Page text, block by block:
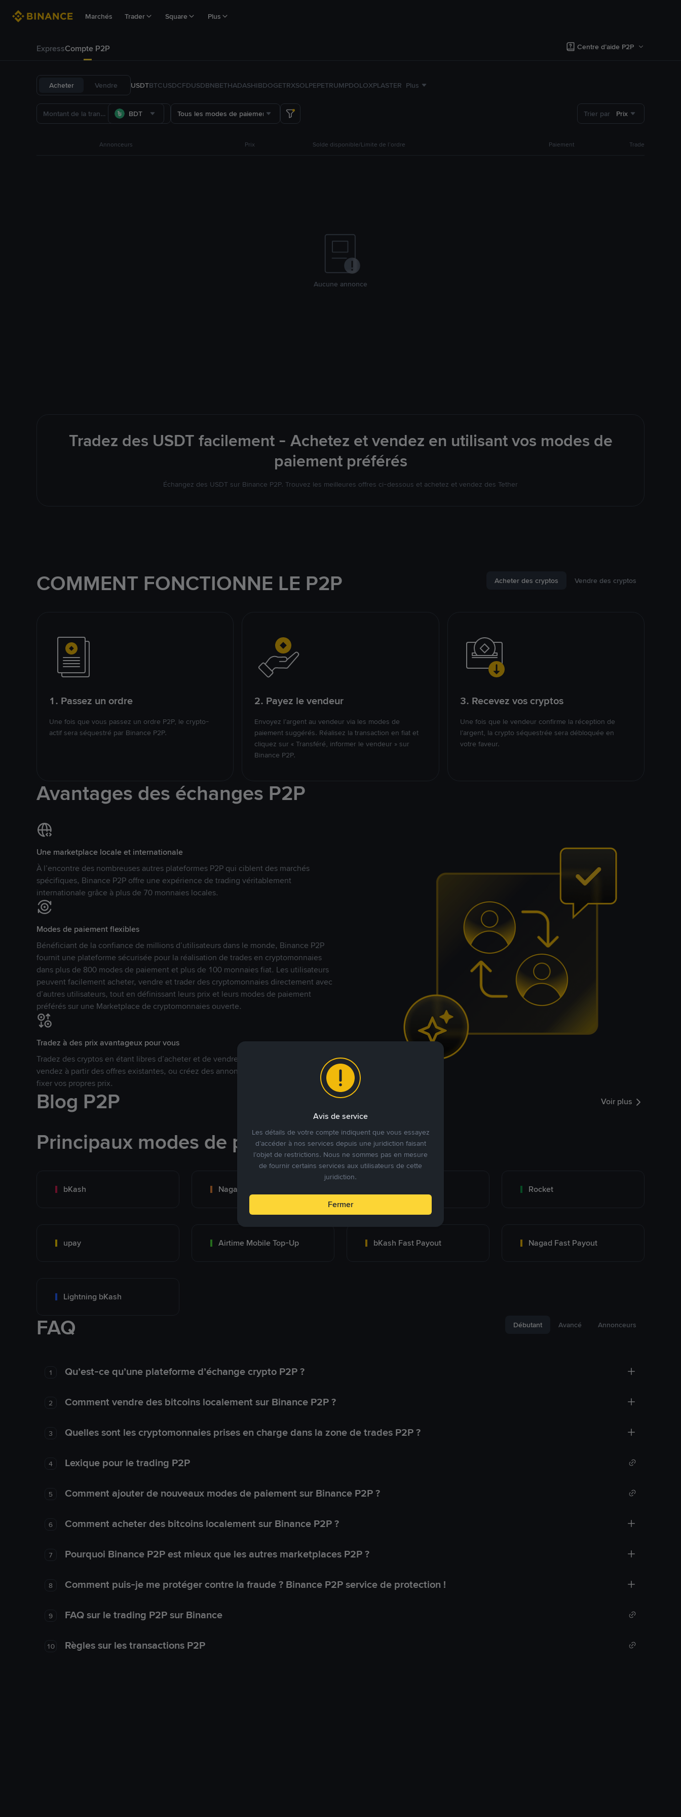
Marchés Trader Square Plus
ExpressCompte P2P Centre d’aide P2P
Acheter Vendre USDTBTCUSDCFDUSDBNBETHADASHIBDOGETRXSOLPEPETRUMPDOLOXPLASTER Plus
BDT Tous les modes de paiement Trier par Prix
Annonceurs Prix Solde disponible/Limite de l’ordre Paiement Trade
Aucune annonce
Tradez des USDT facilement - Achetez et vendez en utilisant vos modes de
paiement préférés
Échangez des USDT sur Binance P2P. Trouvez les meilleures offres ci-dessous et achetez et vendez des Tether
COMMENT FONCTIONNE LE P2P Acheter des cryptos Vendre des cryptos
1. Passez un ordre
Une fois que vous passez un ordre P2P, le crypto-
actif sera séquestré par Binance P2P.
2. Payez le vendeur
Envoyez l’argent au vendeur via les modes de
paiement suggérés. Réalisez la transaction en fiat et
cliquez sur « Transféré, informer le vendeur » sur
Binance P2P.
3. Recevez vos cryptos
Une fois que le vendeur confirme la réception de
l’argent, la crypto séquestrée sera débloquée en
votre faveur.
Avantages des échanges P2P
Une marketplace locale et internationale
À l’encontre des nombreuses autres plateformes P2P qui ciblent des marchés
spécifiques, Binance P2P offre une expérience de trading véritablement
internationale grâce à plus de 70 monnaies locales.
Modes de paiement flexibles
Bénéficiant de la confiance de millions d’utilisateurs dans le monde, Binance P2P
fournit une plateforme sécurisée pour la réalisation de trades en cryptomonnaies
dans plus de 800 modes de paiement et plus de 100 monnaies fiat. Les utilisateurs
peuvent facilement acheter, vendre et trader des cryptomonnaies directement avec
d’autres utilisateurs, tout en définissant leurs prix et leurs modes de paiement
préférés sur une Marketplace de cryptomonnaies ouverte.
Tradez à des prix avantageux pour vous
Tradez des cryptos en étant libres d’acheter et de vendre à votre prix. Achetez ou
vendez à partir des offres existantes, ou créez des annonces commerciales pour
fixer vos propres prix.
Blog P2P Voir plus
Principaux modes de paiement
bKash Nagad Rocket
upay Airtime Mobile Top-Up bKash Fast Payout Nagad Fast Payout
Lightning bKash
FAQ Débutant Avancé Annonceurs
1 Qu’est-ce qu’une plateforme d’échange crypto P2P ?
2 Comment vendre des bitcoins localement sur Binance P2P ?
3 Quelles sont les cryptomonnaies prises en charge dans la zone de trades P2P ?
4 Lexique pour le trading P2P
5 Comment ajouter de nouveaux modes de paiement sur Binance P2P ?
6 Comment acheter des bitcoins localement sur Binance P2P ?
7 Pourquoi Binance P2P est mieux que les autres marketplaces P2P ?
8 Comment puis-je me protéger contre la fraude ? Binance P2P service de protection !
9 FAQ sur le trading P2P sur Binance
10 Règles sur les transactions P2P
Avis de service
Les détails de votre compte indiquent que vous essayez
d’accéder à nos services depuis une juridiction faisant
l’objet de restrictions. Nous ne sommes pas en mesure
de fournir certains services aux utilisateurs de cette
juridiction.
Fermer